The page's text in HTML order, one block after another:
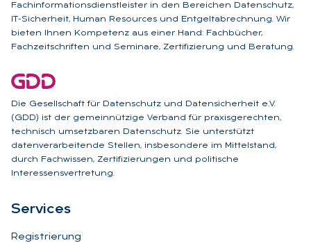
Fachinformationsdienstleister in den Bereichen Datenschutz,
IT-Sicherheit, Human Resources und Entgeltabrechnung. Wir
bieten Ihnen Kompetenz aus einer Hand: Fachbücher,
Fachzeitschriften und Seminare, Zertifizierung und Beratung.
Die Gesellschaft für Datenschutz und Datensicherheit e.V.
(GDD) ist der gemeinnützige Verband für praxisgerechten,
technisch umsetzbaren Datenschutz. Sie unterstützt
datenverarbeitende Stellen, insbesondere im Mittelstand,
durch Fachwissen, Zertifizierungen und politische
Interessensvertretung.
Ser­vices
Registrierung